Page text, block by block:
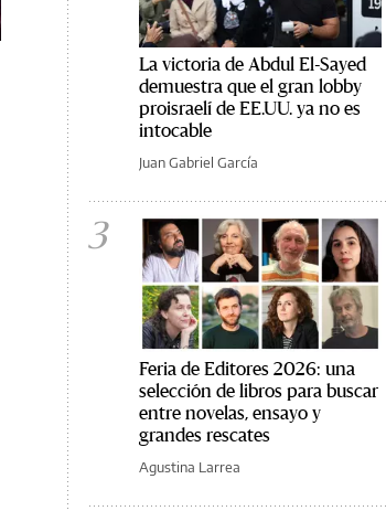
La victoria de Abdul El-Sayed
demuestra que el gran lobby
proisraelí de EE.UU. ya no es
intocable
Juan Gabriel García
3
Feria de Editores 2026: una
selección de libros para buscar
entre novelas, ensayo y
grandes rescates
Agustina Larrea